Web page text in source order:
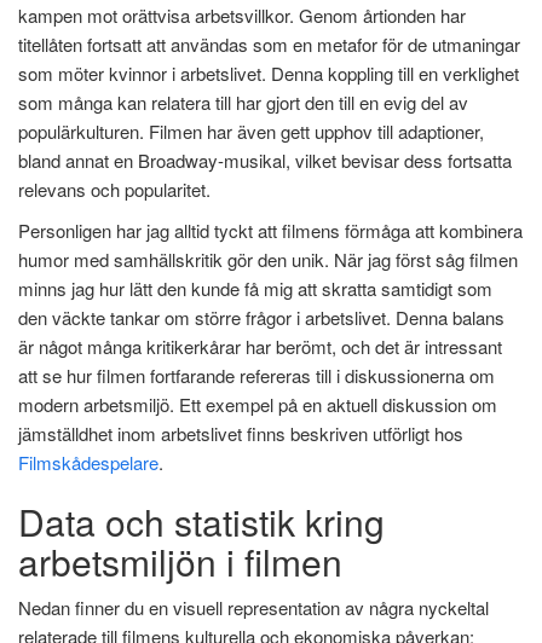
kampen mot orättvisa arbetsvillkor. Genom årtionden har
titellåten fortsatt att användas som en metafor för de utmaningar
som möter kvinnor i arbetslivet. Denna koppling till en verklighet
som många kan relatera till har gjort den till en evig del av
populärkulturen. Filmen har även gett upphov till adaptioner,
bland annat en Broadway-musikal, vilket bevisar dess fortsatta
relevans och popularitet.
Personligen har jag alltid tyckt att filmens förmåga att kombinera
humor med samhällskritik gör den unik. När jag först såg filmen
minns jag hur lätt den kunde få mig att skratta samtidigt som
den väckte tankar om större frågor i arbetslivet. Denna balans
är något många kritikerkårar har berömt, och det är intressant
att se hur filmen fortfarande refereras till i diskussionerna om
modern arbetsmiljö. Ett exempel på en aktuell diskussion om
jämställdhet inom arbetslivet finns beskriven utförligt hos
Filmskådespelare.
Data och statistik kring
arbetsmiljön i filmen
Nedan finner du en visuell representation av några nyckeltal
relaterade till filmens kulturella och ekonomiska påverkan: